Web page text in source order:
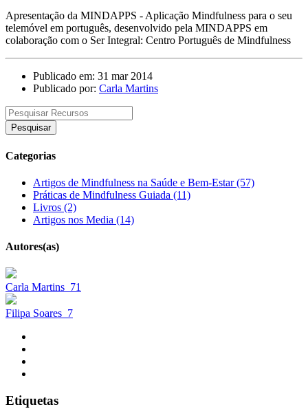
Apresentação da MINDAPPS - Aplicação Mindfulness para o seu
telemóvel em português, desenvolvido pela MINDAPPS em
colaboração com o Ser Integral: Centro Português de Mindfulness
Publicado em: 31 mar 2014
Publicado por: Carla Martins
Pesquisar
Categorias
Artigos de Mindfulness na Saúde e Bem-Estar (57)
Práticas de Mindfulness Guiada (11)
Livros (2)
Artigos nos Media (14)
Autores(as)
Carla Martins 71
Filipa Soares 7
Etiquetas